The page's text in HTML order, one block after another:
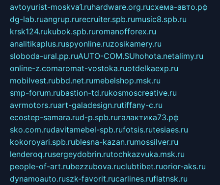
avtoyurist-moskva1.ruhardware.org.ruсхема-авто.рф
dg-lab.ruangrup.rurecruiter.spb.rumusic8.spb.ru
krsk124.rukubok.spb.ruromanofforex.ru
analitikaplus.ruspyonline.ruzosikamery.ru
sloboda-ural.pp.ruAUTO-COM.SUhohota.netalimy.ru
online-z.comaromat-vostoka.ruotdelkaexp.ru
mobilvest.rubbd.net.rumebelshop.msk.ru
smp-forum.rubastion-td.rukosmoscreative.ru
avrmotors.ruart-galadesign.rutiffany-c.ru
ecostep-samara.rud-p.spb.ruгалактика73.рф
sko.com.rudavitamebel-spb.rufotsis.rutesiaes.ru
kokoroyari.spb.rublesna-kazan.rumossilver.ru
lenderoq.rusergeydobrin.rutochkazvuka.msk.ru
people-of-art.rubezzubova.ruclubtibet.ruorior-aks.ru
dynamoauto.ruszk-favorit.rucarlines.ruflatnsk.ru